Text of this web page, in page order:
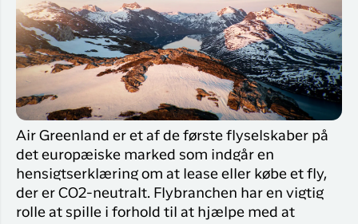
Flyrejser til
Qaqortoq
Flyrejser til
Har du glemt din adgangskode?
Ny Profil
Tilmeld dig gratis Club Timmisa og få en
masse eksklusive fordele. Læs mere om
klubbenher.
Tilmeld dig Club Timmisa
Air Greenland er et af de første flyselskaber på
det europæiske marked som indgår en
hensigtserklæring om at lease eller købe et fly,
der er CO2-neutralt. Flybranchen har en vigtig
rolle at spille i forhold til at hjælpe med at